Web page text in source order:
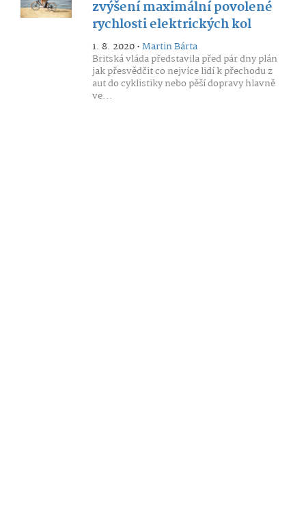
zvýšení maximální povolené
rychlosti elektrických kol
1. 8. 2020 •Martin Bárta
Britská vláda představila před pár dny plán
jak přesvědčit co nejvíce lidí k přechodu z
aut do cyklistiky nebo pěší dopravy hlavně
ve...